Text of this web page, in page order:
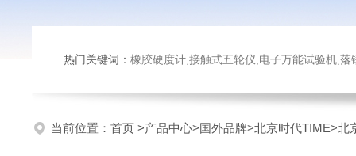
热门关键词： 橡胶硬度计,接触式五轮仪,电子万能试验机,落锤冲击试验机,数显
当前位置： 首页 >产品中心>国外品牌>北京时代TIME>北